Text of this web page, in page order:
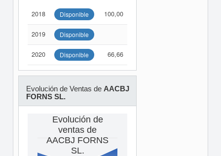
2018 Disponible 100,00
2019 Disponible
2020 Disponible 66,66
Evolución de Ventas de AACBJ
FORNS SL.
Evolución de
ventas de
AACBJ FORNS
SL.